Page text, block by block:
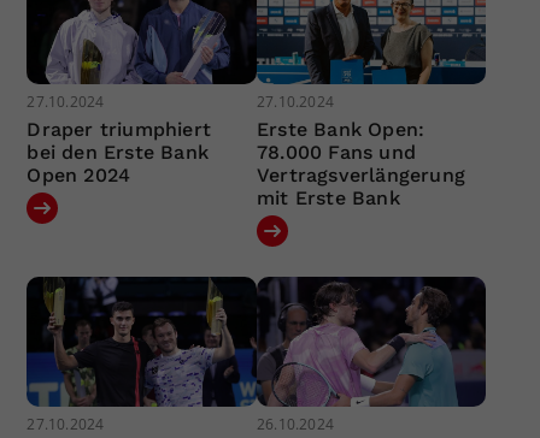
27.10.2024
Draper triumphiert
bei den Erste Bank
Open 2024
27.10.2024
Erste Bank Open:
78.000 Fans und
Vertragsverlängerung
mit Erste Bank
27.10.2024 26.10.2024